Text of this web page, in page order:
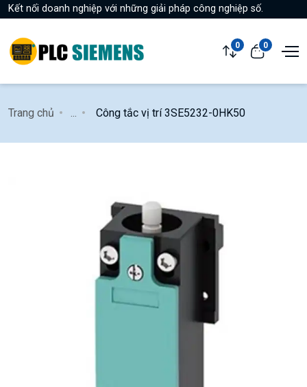
Kết nối doanh nghiệp với những giải pháp công nghiệp số.
0 0
Trang chủ Công tắc vị trí 3SE5232-0HK50